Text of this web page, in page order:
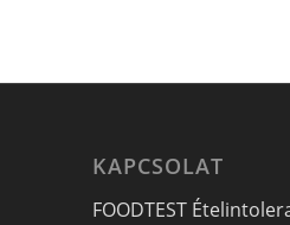
KAPCSOLAT
FOODTEST